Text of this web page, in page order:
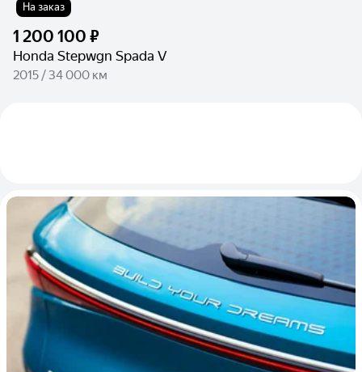
На заказ
1 200 100 ₽
Honda Stepwgn Spada V
2015 / 34 000 км